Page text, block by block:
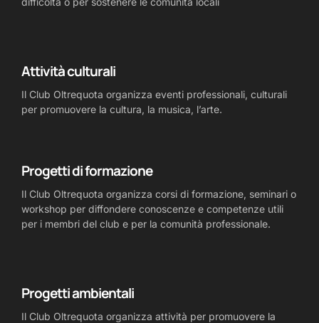
Attività culturali
Il Club Oltrequota organizza eventi professionali, culturali
per promuovere la cultura, la musica, l’arte.
Progetti di formazione
Il Club Oltrequota organizza corsi di formazione, seminari o
workshop per diffondere conoscenze e competenze utili
per i membri del club e per la comunità professionale.
Progetti ambientali
Il Club Oltrequota organizza attività per promuovere la